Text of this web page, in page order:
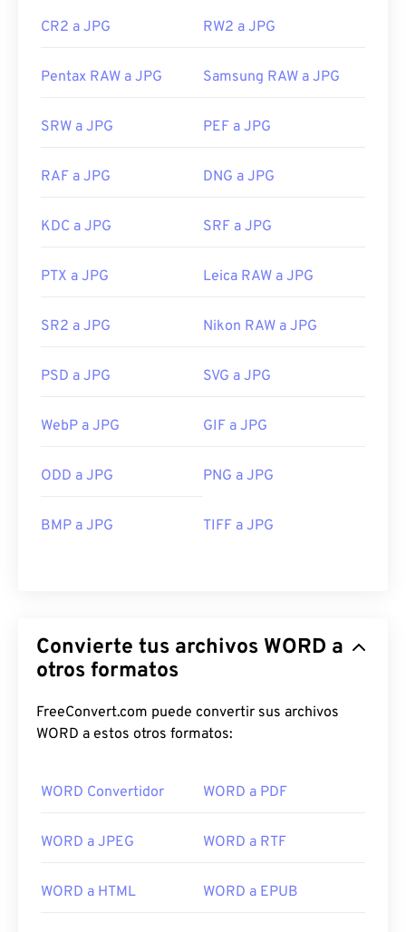
CR2 a JPG RW2 a JPG
Pentax RAW a JPG Samsung RAW a JPG
SRW a JPG PEF a JPG
RAF a JPG DNG a JPG
KDC a JPG SRF a JPG
PTX a JPG Leica RAW a JPG
SR2 a JPG Nikon RAW a JPG
PSD a JPG SVG a JPG
WebP a JPG GIF a JPG
ODD a JPG PNG a JPG
BMP a JPG TIFF a JPG
Convierte tus archivos WORD a
otros formatos
FreeConvert.com puede convertir sus archivos
WORD a estos otros formatos:
WORD Convertidor WORD a PDF
WORD a JPEG WORD a RTF
WORD a HTML WORD a EPUB